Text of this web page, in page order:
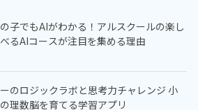
子でもAIがわかる！アルスクールの楽し
るAIコースが注目を集める理由
のロジックラボと思考力チャレンジ 小
理数脳を育てる学習アプリ